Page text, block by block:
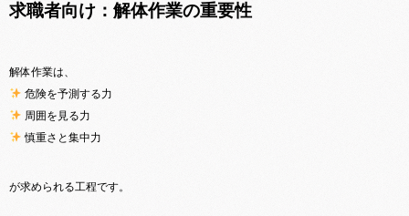
‍求職者向け：解体作業の重要性
解体作業は、
危険を予測する力
周囲を見る力
慎重さと集中力
が求められる工程です。